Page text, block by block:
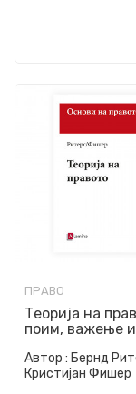
ПРАВО
Теорија на
поим, важење и
Автор : Бернд
Кристијан Фишер